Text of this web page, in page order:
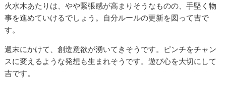
火水木あたりは、やや緊張感が高まりそうなものの、手堅く物
事を進めていけるでしょう。自分ルールの更新を図って吉で
す。
週末にかけて、創造意欲が湧いてきそうです。ピンチをチャン
スに変えるような発想も生まれそうです。遊び心を大切にして
吉です。